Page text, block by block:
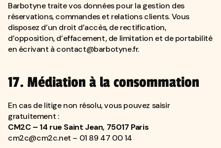
Barbotyne traite vos données pour la gestion des
réservations, commandes et relations clients. Vous
disposez d’un droit d’accès, de rectification,
d’opposition, d’effacement, de limitation et de portabilité
en écrivant à contact@barbotyne.fr.
17. Médiation à la consommation
En cas de litige non résolu, vous pouvez saisir
gratuitement :
CM2C – 14 rue Saint Jean, 75017 Paris
cm2c@cm2c.net – 01 89 47 00 14